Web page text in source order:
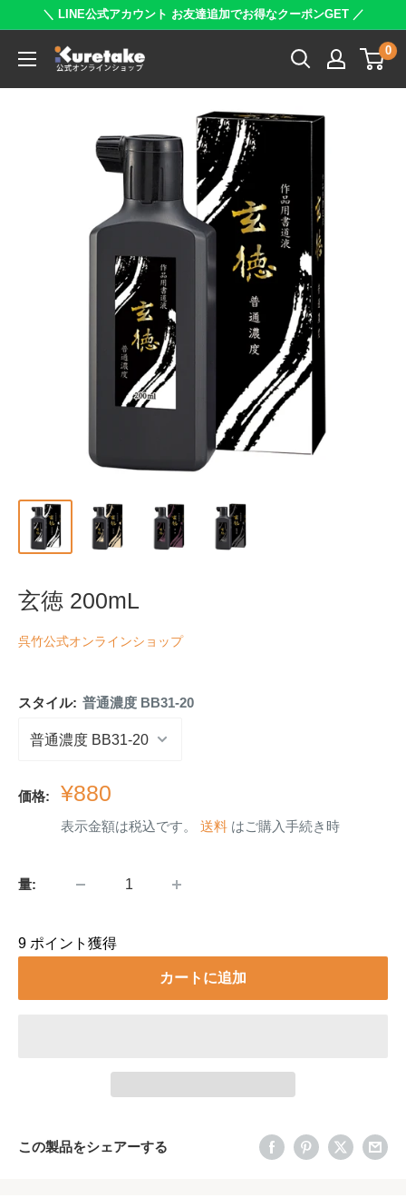
ン
＼ LINE公式アカウント お友達追加でお得なクーポンGET ／
呉
0
玄徳 200mL
呉竹公式オンラインショップ
スタイル: 普通濃度 BB31-20
価格:
販
売
価
¥880
表示金額は税込です。 送料 はご購入手続き時
量:
9 ポイント獲得
カートに追加
この製品をシェアーする